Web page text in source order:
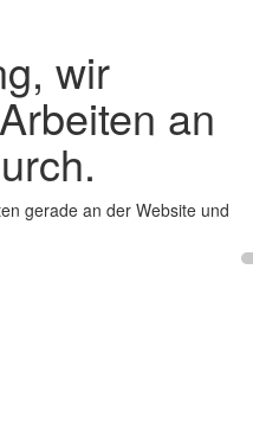
wir
an
gerade an der Website und